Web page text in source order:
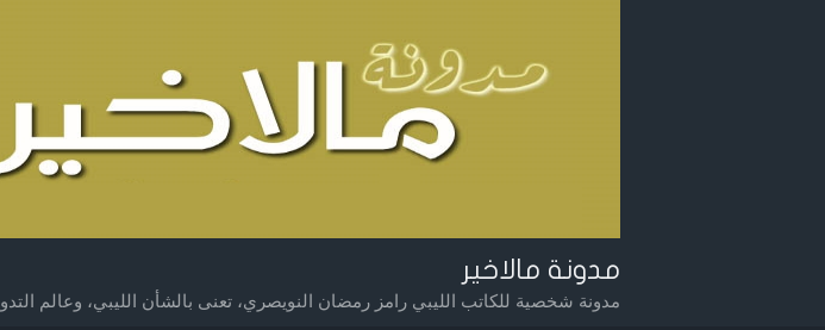
مدونة مالاخير
مدونة شخصية للكاتب الليبي رامز رمضان النويصري، تعنى بالشأن الليبي، وعالم